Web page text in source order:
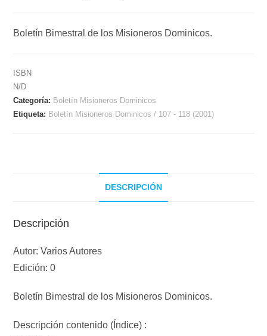
Boletín Bimestral de los Misioneros Dominicos.
ISBN
N/D
Categoría: Boletín Misioneros Dominicos
Etiqueta: Boletín Misioneros Dominicos / 107 - 118 (2001)
DESCRIPCIÓN
Descripción
Autor: Varios Autores
Edición: 0
Boletín Bimestral de los Misioneros Dominicos.
Descripción contenido (Índice) :